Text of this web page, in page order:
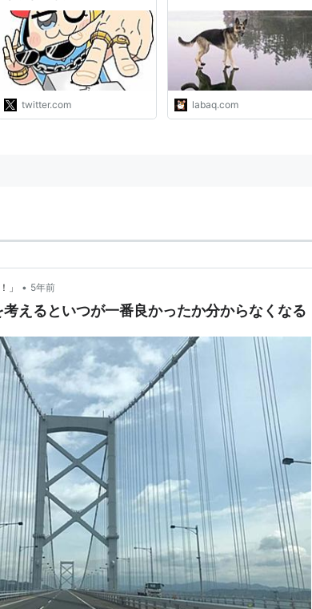
NHKニュース
http://t.co/PvDa8fhfYJ 台
湾とか香港の学生がやってる
と心打たれて心情的に応援し
たくなるのに、日本でやって
ると嫌悪感しかない（ほぼ脊
髄反射）不思議。この気持ち
twitter.com labaq.com
」 • 5年前
えるといつが一番良かったか分からなくなる